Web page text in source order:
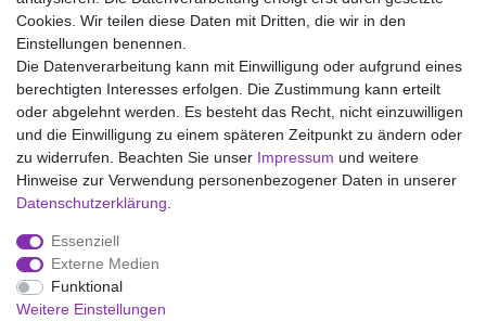
Wir liefern mit DHL (auch Samstags)
Kostenloser Versand
14 Tage Rückgaberecht
Impressum Daten­schutz­erklärung AGB
Widerrufs­recht
Cookies. Wir teilen diese Daten mit Dritten, die wir in den
Einstellungen benennen.
Die Datenverarbeitung kann mit Einwilligung oder aufgrund eines
berechtigten Interesses erfolgen. Die Zustimmung kann erteilt
oder abgelehnt werden. Es besteht das Recht, nicht einzuwilligen
und die Einwilligung zu einem späteren Zeitpunkt zu ändern oder
zu widerrufen. Beachten Sie unser Impressum und weitere
Hinweise zur Verwendung personenbezogener Daten in unserer
Daten­schutz­erklärung
Essenziell
Externe Medien
Funktional
Weitere Einstellungen